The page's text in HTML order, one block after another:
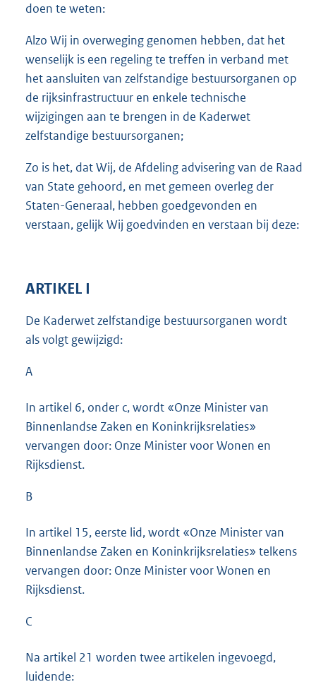
doen te weten:
Alzo Wij in overweging genomen hebben, dat het
wenselijk is een regeling te treffen in verband met
het aansluiten van zelfstandige bestuursorganen op
de rijksinfrastructuur en enkele technische
wijzigingen aan te brengen in de Kaderwet
zelfstandige bestuursorganen;
Zo is het, dat Wij, de Afdeling advisering van de Raad
van State gehoord, en met gemeen overleg der
Staten-Generaal, hebben goedgevonden en
verstaan, gelijk Wij goedvinden en verstaan bij deze:
ARTIKEL I
De Kaderwet zelfstandige bestuursorganen wordt
als volgt gewijzigd:
A
In artikel 6, onder c, wordt «Onze Minister van
Binnenlandse Zaken en Koninkrijksrelaties»
vervangen door: Onze Minister voor Wonen en
Rijksdienst.
B
In artikel 15, eerste lid, wordt «Onze Minister van
Binnenlandse Zaken en Koninkrijksrelaties» telkens
vervangen door: Onze Minister voor Wonen en
Rijksdienst.
C
Na artikel 21 worden twee artikelen ingevoegd,
luidende: